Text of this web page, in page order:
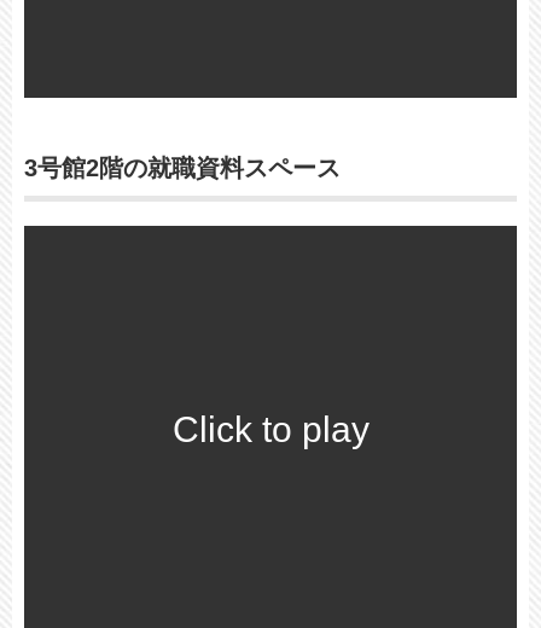
3号館2階の就職資料スペース
Click to play